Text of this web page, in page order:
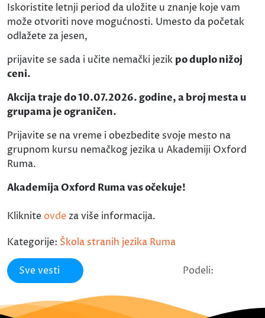
Iskoristite letnji period da uložite u znanje koje vam
može otvoriti nove mogućnosti. Umesto da početak
odlažete za jesen,
prijavite se sada i učite nemački jezik po duplo nižoj
ceni.
Akcija traje do 10.07.2026. godine, a broj mesta u
grupama je ograničen.
Prijavite se na vreme i obezbedite svoje mesto na
grupnom kursu nemačkog jezika u Akademiji Oxford
Ruma.
Akademija Oxford Ruma vas očekuje!
Kliknite ovde za više informacija.
Kategorije: Škola stranih jezika Ruma
Sve vesti Podeli: